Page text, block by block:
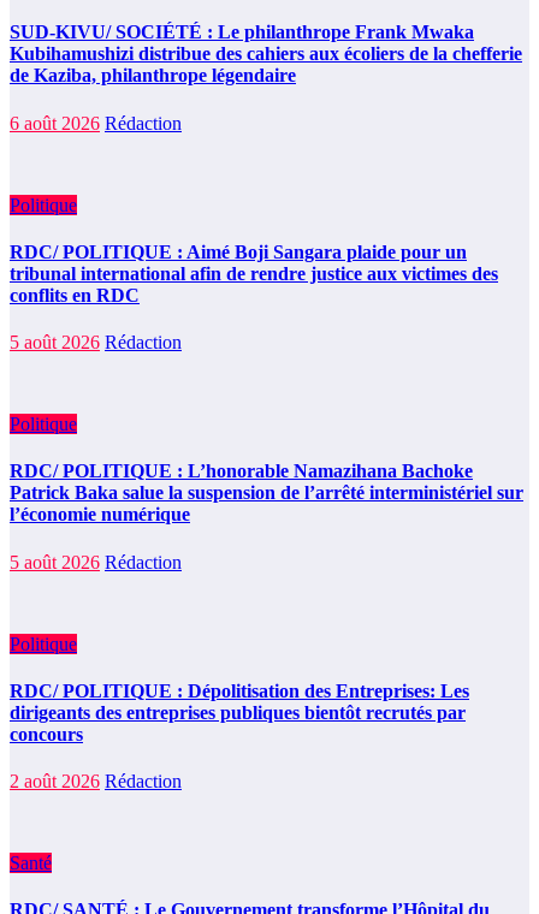
SUD-KIVU/ SOCIÉTÉ : Le philanthrope Frank Mwaka
Kubihamushizi distribue des cahiers aux écoliers de la chefferie
de Kaziba, philanthrope légendaire
6 août 2026 Rédaction
Politique
RDC/ POLITIQUE : Aimé Boji Sangara plaide pour un
tribunal international afin de rendre justice aux victimes des
conflits en RDC
5 août 2026 Rédaction
Politique
RDC/ POLITIQUE : L’honorable Namazihana Bachoke
Patrick Baka salue la suspension de l’arrêté interministériel sur
l’économie numérique
5 août 2026 Rédaction
Politique
RDC/ POLITIQUE : Dépolitisation des Entreprises: Les
dirigeants des entreprises publiques bientôt recrutés par
concours
2 août 2026 Rédaction
Santé